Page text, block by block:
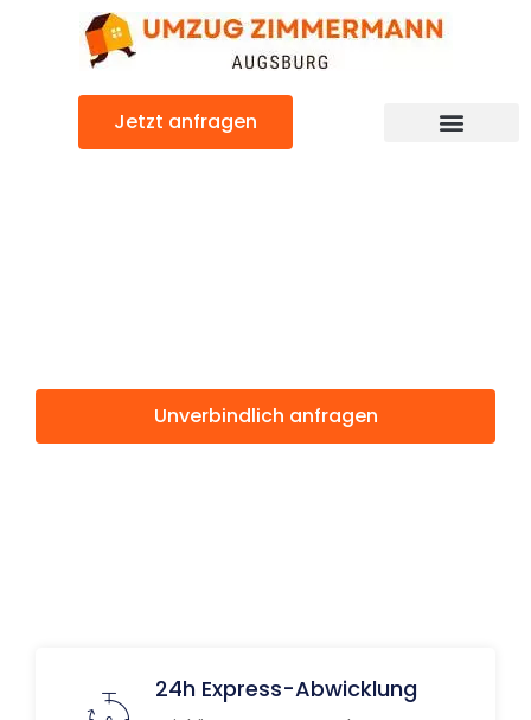
Jetzt anfragen
Unverbindlich anfragen
24h Express-Abwicklung